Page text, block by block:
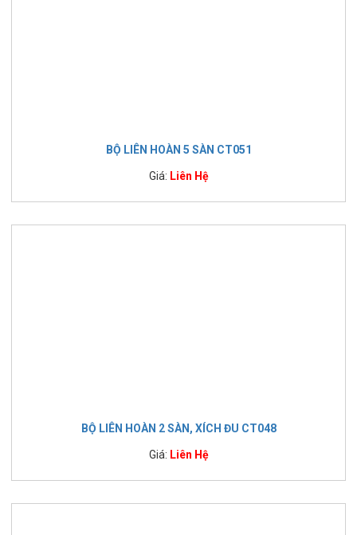
BỘ LIÊN HOÀN 5 SÀN CT051
Giá: Liên Hệ
BỘ LIÊN HOÀN 2 SÀN, XÍCH ĐU CT048
Giá: Liên Hệ